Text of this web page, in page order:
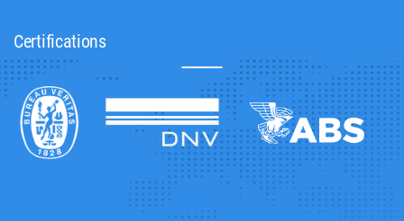
Certifications